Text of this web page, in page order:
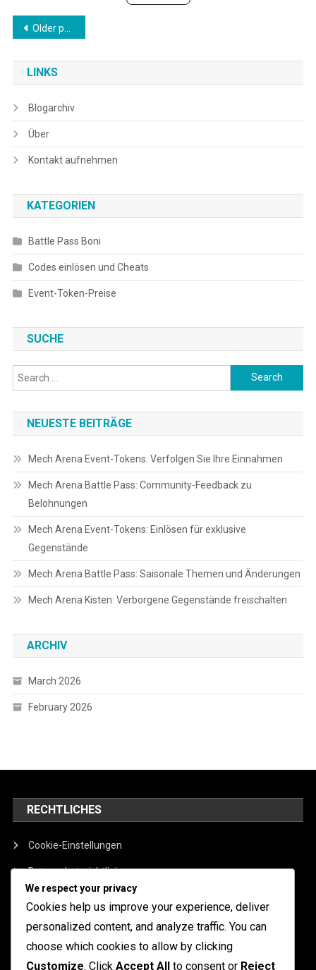
Posts
navigation
Older posts
LINKS
Blogarchiv
Über
Kontakt aufnehmen
KATEGORIEN
Battle Pass Boni
Codes einlösen und Cheats
Event-Token-Preise
SUCHE
Search
for:
NEUESTE BEITRÄGE
Mech Arena Event-Tokens: Verfolgen Sie Ihre Einnahmen
Mech Arena Battle Pass: Community-Feedback zu
Belohnungen
Mech Arena Event-Tokens: Einlösen für exklusive
Gegenstände
Mech Arena Battle Pass: Saisonale Themen und Änderungen
Mech Arena Kisten: Verborgene Gegenstände freischalten
ARCHIV
March 2026
February 2026
RECHTLICHES
Cookie-Einstellungen
Datenschutzrichtlinie
Allgemeine Geschäftsbedingungen
Über
Kontakt aufnehmen
We respect your privacy
Cookies help us improve your experience, deliver
personalized content, and analyze traffic. You can
choose which cookies to allow by clicking
Customize. Click Accept All to consent or Reject